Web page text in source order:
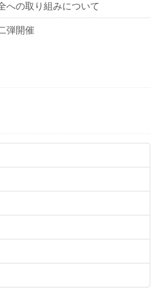
への取り組みについて
弾開催